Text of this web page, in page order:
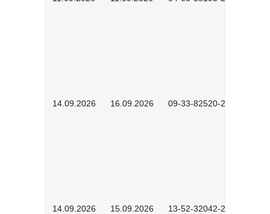
14.09.2026 16.09.2026 09-33-82520-2601
14.09.2026 15.09.2026 13-52-32042-2601